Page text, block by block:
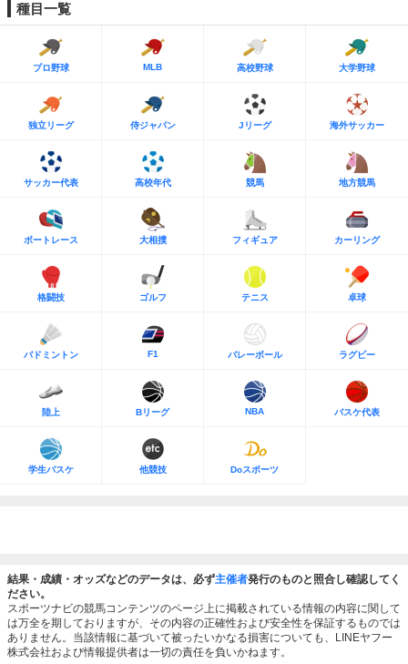
種目一覧
プロ野球 MLB 高校野球 大学野球
独立リーグ 侍ジャパン Jリーグ 海外サッカー
サッカー代表 高校年代 競馬 地方競馬
ボートレース 大相撲 フィギュア カーリング
格闘技 ゴルフ テニス 卓球
バドミントン F1 バレーボール ラグビー
陸上 Bリーグ NBA バスケ代表
学生バスケ 他競技 Doスポーツ
結果・成績・オッズなどのデータは、必ず主催者発行のものと照合し確認してく
ださい。
スポーツナビの競馬コンテンツのページ上に掲載されている情報の内容に関して
は万全を期しておりますが、その内容の正確性および安全性を保証するものでは
ありません。当該情報に基づいて被ったいかなる損害についても、LINEヤフー
株式会社および情報提供者は一切の責任を負いかねます。